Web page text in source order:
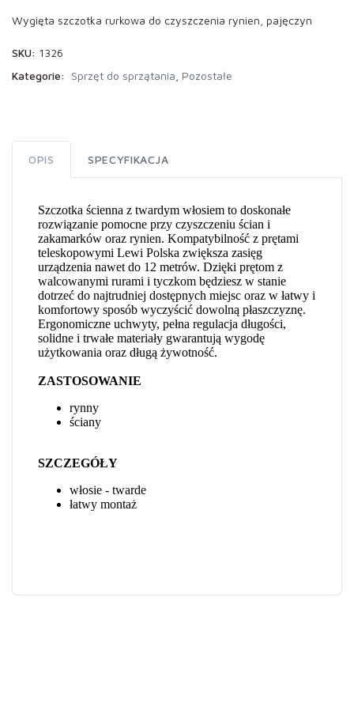
Wygięta szczotka rurkowa do czyszczenia rynien, pajęczyn
SKU: 1326
Kategorie: Sprzęt do sprzątania Pozostałe
OPIS SPECYFIKACJA